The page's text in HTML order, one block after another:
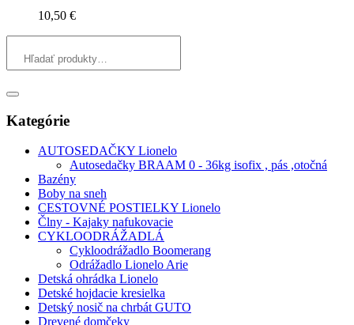
10,50 €
Kategórie
AUTOSEDAČKY Lionelo
Autosedačky BRAAM 0 - 36kg isofix , pás ,otočná
Bazény
Boby na sneh
CESTOVNÉ POSTIELKY Lionelo
Člny - Kajaky nafukovacie
CYKLOODRÁŽADLÁ
Cykloodrážadlo Boomerang
Odrážadlo Lionelo Arie
Detská ohrádka Lionelo
Detské hojdacie kresielka
Detský nosič na chrbát GUTO
Drevené domčeky